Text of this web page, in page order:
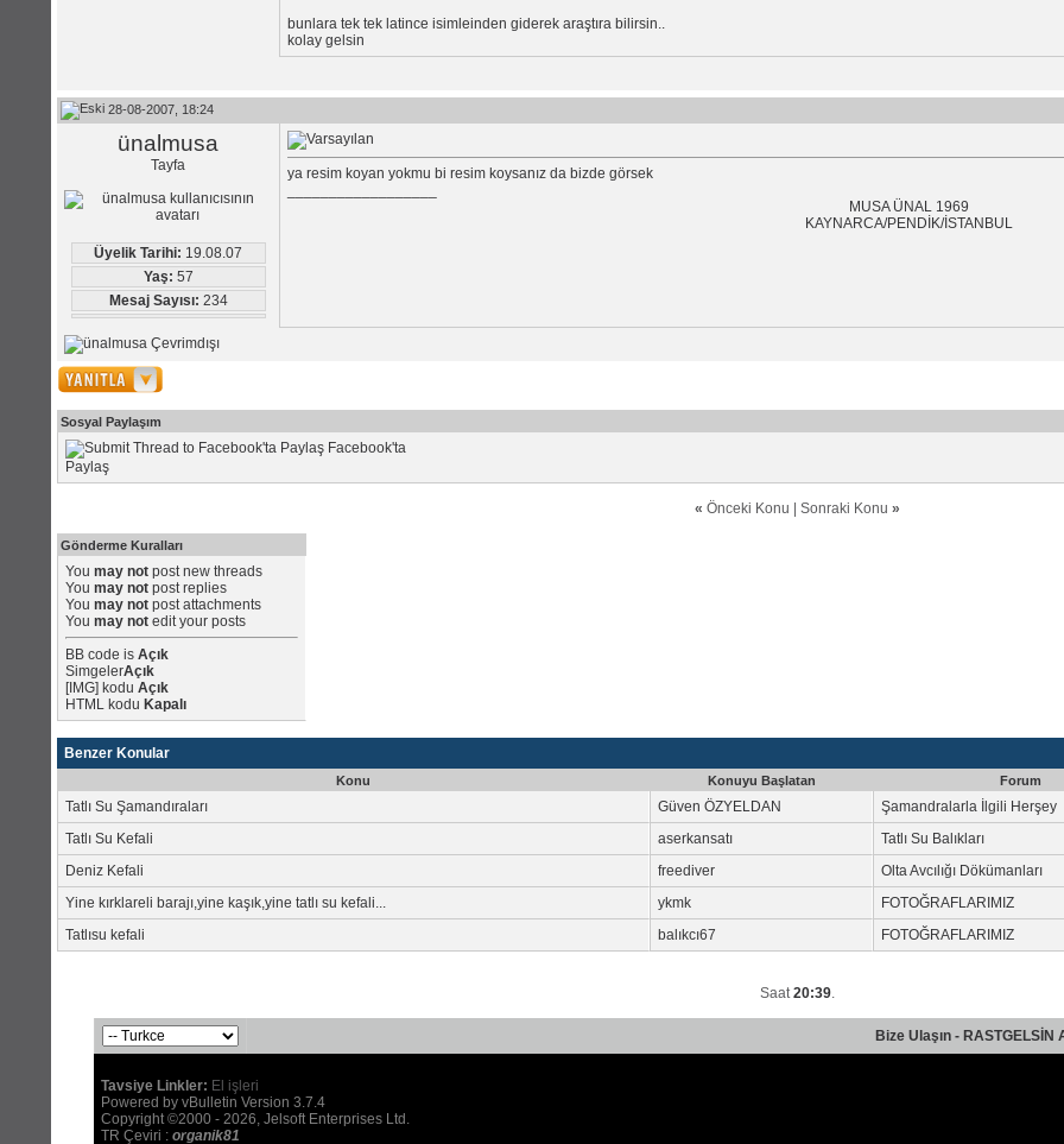
bunlara tek tek latince isimleinden giderek araştıra bilirsin..
kolay gelsin
28-08-2007, 18:24
ünalmusa
Tayfa
Üyelik Tarihi: 19.08.07
Yaş: 57
Mesaj Sayısı: 234
ya resim koyan yokmu bi resim koysanız da bizde görsek
MUSA ÜNAL 1969
KAYNARCA/PENDİK/İSTANBUL
Sosyal Paylaşım
Facebook'ta
Paylaş
« Önceki Konu |Sonraki Konu »
Gönderme Kuralları
Youmay not post new threads
Youmay not post replies
Youmay not post attachments
Youmay not edit your posts
BB code isAçık
SimgelerAçık
[IMG] koduAçık
HTML kodu Kapalı
Benzer Konular
Konu Konuyu Başlatan Forum
Tatlı Su Şamandıraları Güven ÖZYELDAN
Şamandralarla İlgili Herşey
Tatlı Su Kefali
aserkansatı
Tatlı Su Balıkları
Deniz Kefali
freediver
Olta Avcılığı Dökümanları
Yine kırklareli barajı,yine kaşık,yine tatlı su kefali...
ykmk
FOTOĞRAFLARIMIZ
Tatlısu kefali
balıkcı67 FOTOĞRAFLARIMIZ
Saat20:39.
Bize Ulaşın - RASTGELSİN
Tavsiye Linkler: El işleri
Powered by vBulletin Version 3.7.4
Copyright ©2000 - 2026, Jelsoft Enterprises Ltd.
TR Çeviri :organik81